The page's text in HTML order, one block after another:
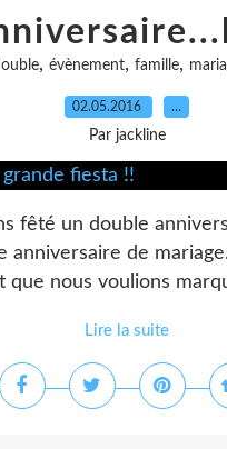
, évènement, famille,
02.05.2016 …
Par jackline
fêté un double
de
nous voulions
Lire la suite